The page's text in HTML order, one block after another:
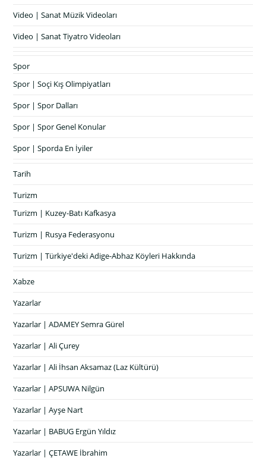
Video | Sanat Müzik Videoları
Video | Sanat Tiyatro Videoları
Spor
Spor | Soçi Kış Olimpiyatları
Spor | Spor Dalları
Spor | Spor Genel Konular
Spor | Sporda En İyiler
Tarih
Turizm
Turizm | Kuzey-Batı Kafkasya
Turizm | Rusya Federasyonu
Turizm | Türkiye'deki Adige-Abhaz Köyleri Hakkında
Xabze
Yazarlar
Yazarlar | ADAMEY Semra Gürel
Yazarlar | Ali Çurey
Yazarlar | Ali İhsan Aksamaz (Laz Kültürü)
Yazarlar | APSUWA Nilgün
Yazarlar | Ayşe Nart
Yazarlar | BABUG Ergün Yıldız
Yazarlar | ÇETAWE İbrahim